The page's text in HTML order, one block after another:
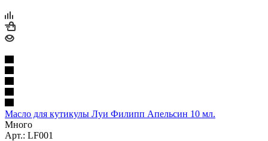
Масло для кутикулы Луи Филипп Апельсин 10 мл.
Много
Арт.: LF001